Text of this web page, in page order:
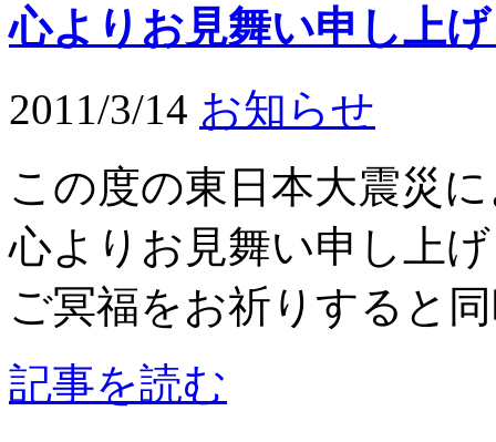
心よりお見舞い申し上
2011/3/14 お知らせ
この度の東日本大震災
心よりお見舞い申し上
ご冥福をお祈りすると
記事を読む